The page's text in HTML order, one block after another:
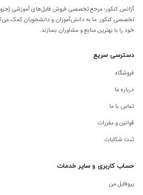
آژانس کنکور؛ مرجع تخصصی فروش فایل‌های آموزشی
تخصصی کنکور. ما به دانش‌آموزان و دانشجویان کمک
خود را با بهترین منابع و مشاوران بسازند.
دسترسی سریع
فروشگاه
درباره ما
تماس با ما
قوانین و مقررات
ثبت شکایات
حساب کاربری و سایر خدمات
پروفایل من